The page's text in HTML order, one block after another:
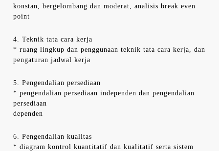
konstan, bergelombang dan moderat, analisis break even
point
4. Teknik tata cara kerja
* ruang lingkup dan penggunaan teknik tata cara kerja, dan
pengaturan jadwal kerja
5. Pengendalian persediaan
* pengendalian persediaan independen dan pengendalian
persediaan
dependen
6. Pengendalian kualitas
* diagram kontrol kuantitatif dan kualitatif serta sistem